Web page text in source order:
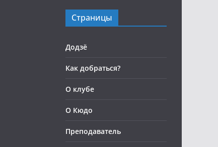
Страницы
Додзё
Как добраться?
О клубе
О Кюдо
Преподаватель